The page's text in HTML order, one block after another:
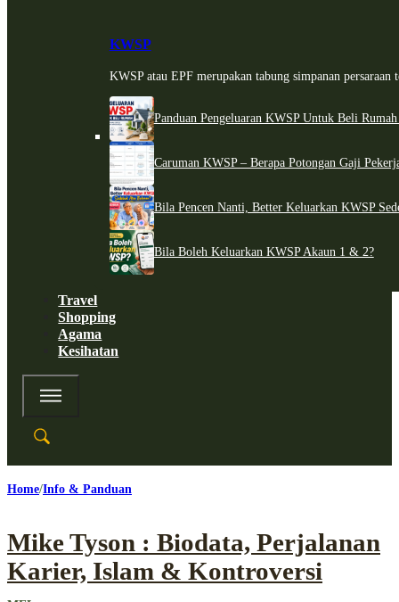
KWSP
KWSP atau EPF merupakan tabung simpanan persaraan
Panduan Pengeluaran KWSP Untuk Beli
Caruman KWSP – Berapa Potongan Gaji
Bila Pencen Nanti, Better Keluarkan KWSP
Bila Boleh Keluarkan KWSP Akaun 1 & 2?
Travel
Shopping
Agama
Kesihatan
Home Info & Panduan
Mike Tyson : Biodata, Perjalanan
Karier, Islam & Kontroversi